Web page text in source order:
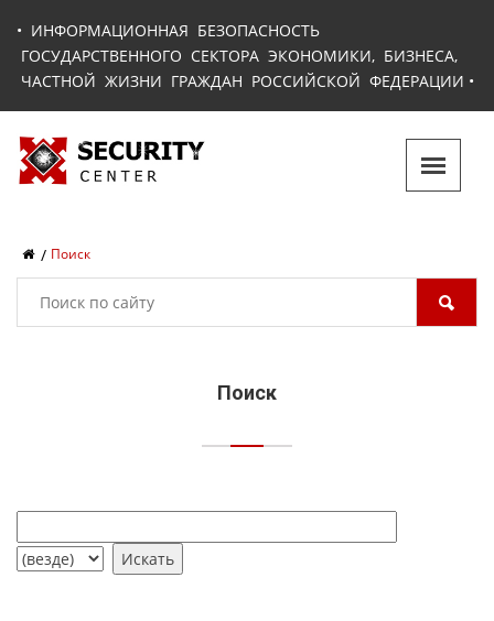
• ИНФОРМАЦИОННАЯ БЕЗОПАСНОСТЬ
ГОСУДАРСТВЕННОГО СЕКТОРА ЭКОНОМИКИ, БИЗНЕСА,
ЧАСТНОЙ ЖИЗНИ ГРАЖДАН РОССИЙСКОЙ ФЕДЕРАЦИИ •
Поиск
Поиск